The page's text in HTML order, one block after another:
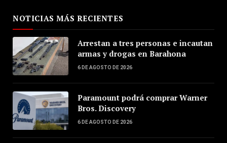
NOTICIAS MÁS RECIENTES
Arrestan a tres personas e incautan
armas y drogas en Barahona
6 DE AGOSTO DE 2026
Paramount podrá comprar Warner
Bros. Discovery
6 DE AGOSTO DE 2026